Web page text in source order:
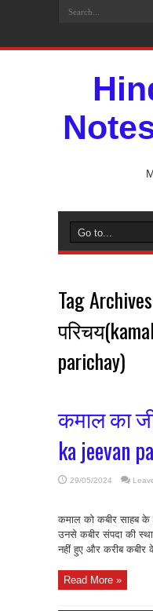
Tag
parichay)
कमाल का
ka jeevan
29/05/2024
🌺कमाल
कमाल को कबीर साहब के
उनसे कबीर संपदा की
नहीं हुए और करीब कबीर
Read More »